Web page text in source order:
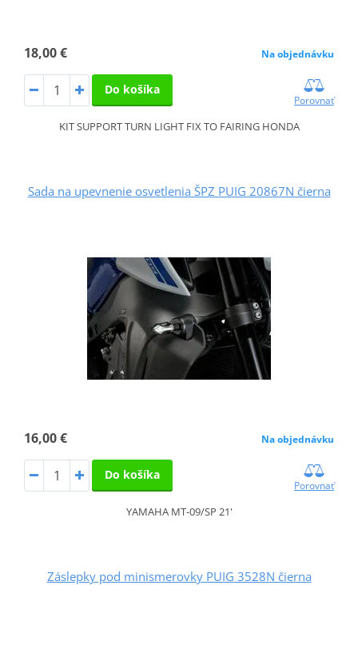
18,00 € Na objednávku
Do košíka
Porovnať
KIT SUPPORT TURN LIGHT FIX TO FAIRING HONDA
Sada na upevnenie osvetlenia ŠPZ PUIG 20867N čierna
16,00 € Na objednávku
Do košíka
Porovnať
YAMAHA MT-09/SP 21'
Záslepky pod minismerovky PUIG 3528N čierna